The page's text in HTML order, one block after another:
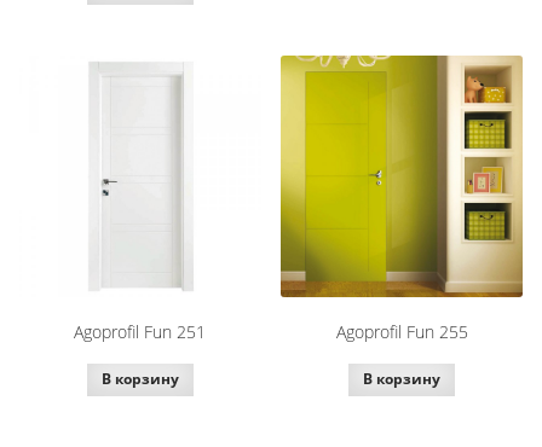
Agoprofil Fun 251
В корзину
Agoprofil Fun 255
В корзину